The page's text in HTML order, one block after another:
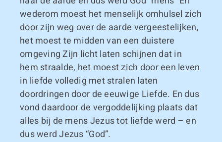
wederom moest het menselijk omhulsel zich
door zijn weg over de aarde vergeestelijken,
het moest te midden van een duistere
omgeving Zijn licht laten schijnen dat in
hem straalde, het moest zich door een leven
in liefde volledig met stralen laten
doordringen door de eeuwige Liefde. En dus
vond daardoor de vergoddelijking plaats dat
alles bij de mens Jezus tot liefde werd – en
dus werd Jezus “God”.